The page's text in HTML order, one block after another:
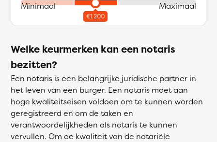
Minimaal
Maximaal
Welke keurmerken kan een notaris
bezitten?
Een notaris is een belangrijke juridische partner in
het leven van een burger. Een notaris moet aan
hoge kwaliteitseisen voldoen om te kunnen worden
geregistreerd en om de taken en
verantwoordelijkheden als notaris te kunnen
vervullen. Om de kwaliteit van de notariële